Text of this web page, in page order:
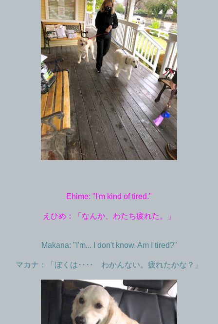
Ehime: "I'm kind of tired."
えひめ：「なんか、わたち疲れた。」
Makana: "I'm... I don't know. Am I tired?"
マカナ：「ぼくは‥‥ わかんない。疲れたかな？」